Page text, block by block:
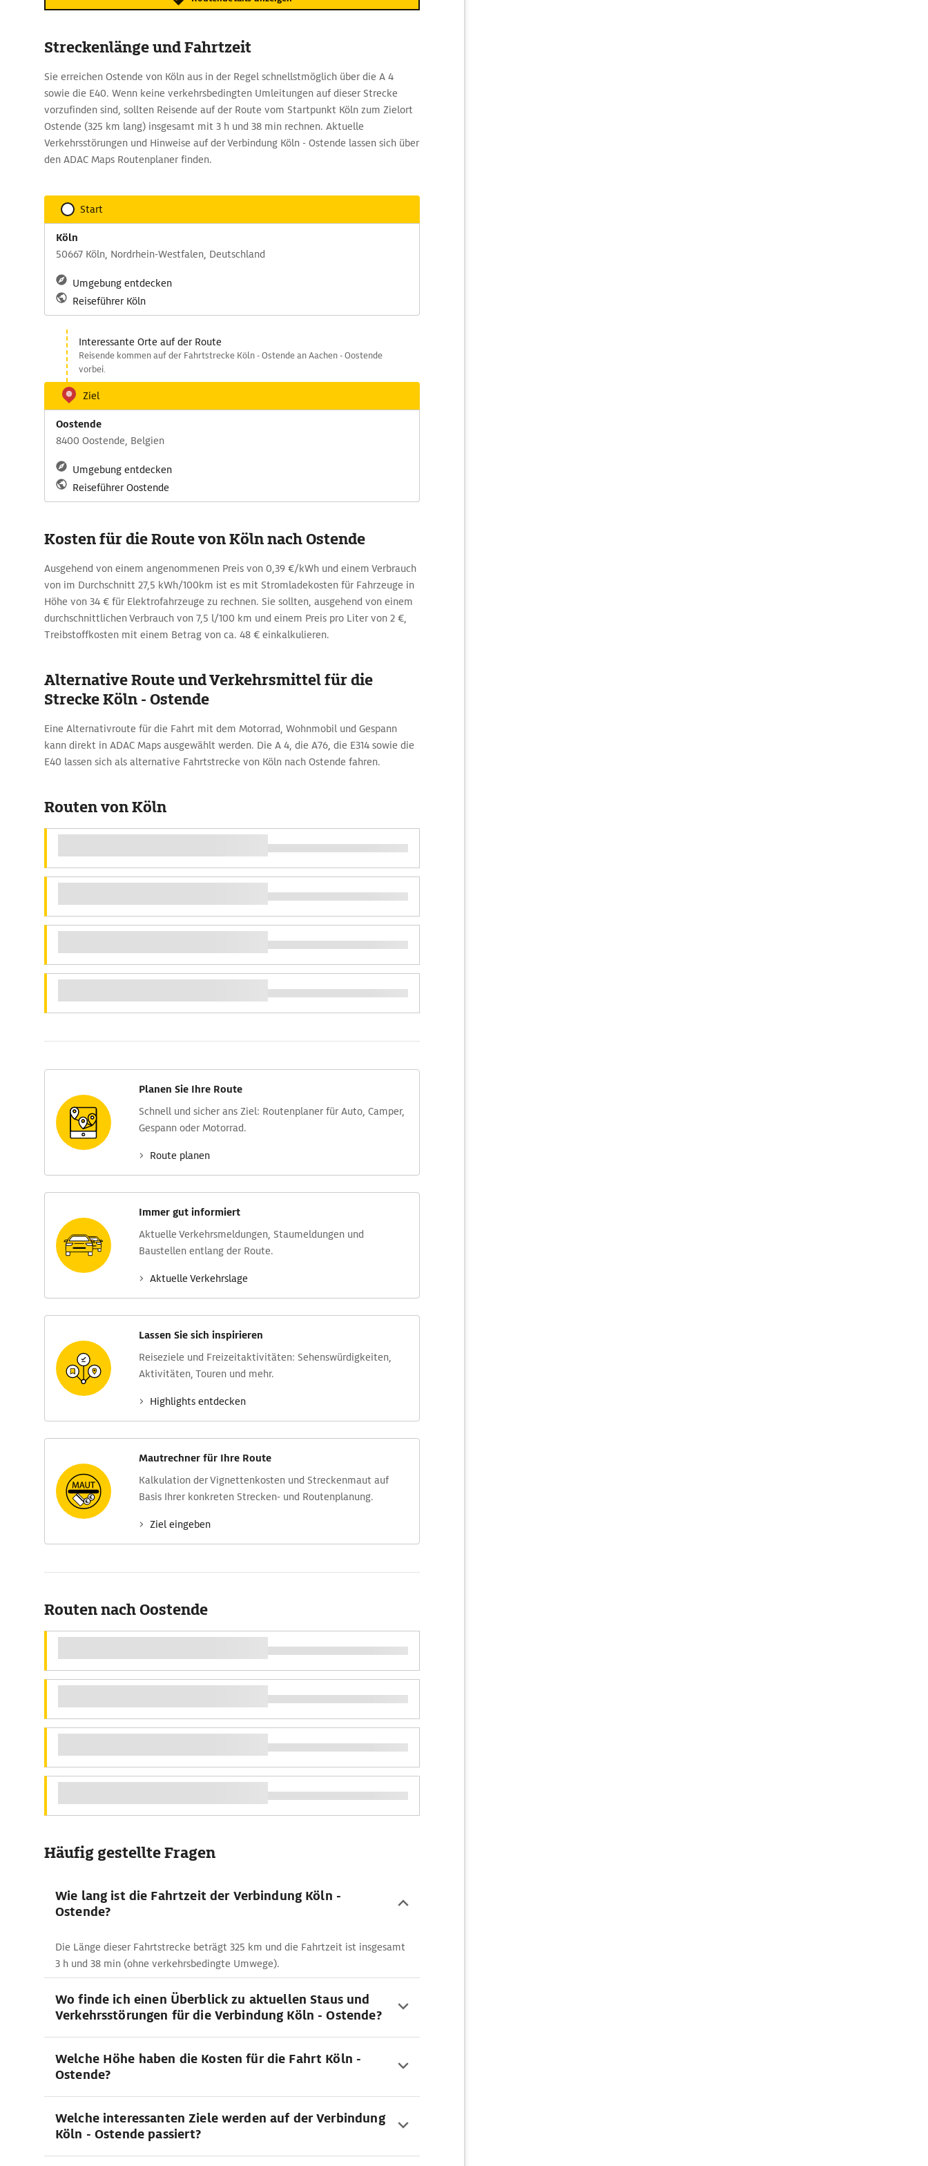
Streckenlänge und Fahrtzeit
Sie erreichen Ostende von Köln aus in der Regel schnellstmöglich über die A 4
sowie die E40. Wenn keine verkehrsbedingten Umleitungen auf dieser Strecke
vorzufinden sind, sollten Reisende auf der Route vom Startpunkt Köln zum Zielort
Ostende (325 km lang) insgesamt mit 3 h und 38 min rechnen. Aktuelle
Verkehrsstörungen und Hinweise auf der Verbindung Köln - Ostende lassen sich über
den ADAC Maps Routenplaner finden.
Start
Köln
50667 Köln, Nordrhein-Westfalen, Deutschland
Umgebung entdecken
Reiseführer Köln
Interessante Orte auf der Route
Reisende kommen auf der Fahrtstrecke Köln - Ostende an Aachen - Oostende
vorbei.
Ziel
Oostende
8400 Oostende, Belgien
Umgebung entdecken
Reiseführer Oostende
Kosten für die Route von Köln nach Ostende
Ausgehend von einem angenommenen Preis von 0,39 €/kWh und einem Verbrauch
von im Durchschnitt 27,5 kWh/100km ist es mit Stromladekosten für Fahrzeuge in
Höhe von 34 € für Elektrofahrzeuge zu rechnen. Sie sollten, ausgehend von einem
durchschnittlichen Verbrauch von 7,5 l/100 km und einem Preis pro Liter von 2 €,
Treibstoffkosten mit einem Betrag von ca. 48 € einkalkulieren.
Alternative Route und Verkehrsmittel für die
Strecke Köln - Ostende
Eine Alternativroute für die Fahrt mit dem Motorrad, Wohnmobil und Gespann
kann direkt in ADAC Maps ausgewählt werden. Die A 4, die A76, die E314 sowie die
E40 lassen sich als alternative Fahrtstrecke von Köln nach Ostende fahren.
Routen von Köln
Planen Sie Ihre Route
Schnell und sicher ans Ziel: Routen­planer für Auto, Camper,
Gespann oder Motorrad.
Route planen
Immer gut informiert
Aktuelle Verkehrs­meldungen, Stau­meldungen und
Baustellen entlang der Route.
Aktuelle Verkehrs­lage
Lassen Sie sich inspirieren
Reise­ziele und Freizeit­aktivitäten: Sehens­würdig­keiten,
Aktivitäten, Touren und mehr.
Highlights entdecken
Mautrechner für Ihre Route
Kalkulation der Vignettenkosten und Streckenmaut auf
Basis Ihrer konkreten Strecken- und Routenplanung.
Ziel eingeben
Routen nach Oostende
Häufig gestellte Fragen
Wie lang ist die Fahrtzeit der Verbindung Köln -
Ostende?
Die Länge dieser Fahrtstrecke beträgt 325 km und die Fahrtzeit ist insgesamt
3 h und 38 min (ohne verkehrsbedingte Umwege).
Wo finde ich einen Überblick zu aktuellen Staus und
Verkehrsstörungen für die Verbindung Köln - Ostende?
Welche Höhe haben die Kosten für die Fahrt Köln -
Ostende?
Welche interessanten Ziele werden auf der Verbindung
Köln - Ostende passiert?